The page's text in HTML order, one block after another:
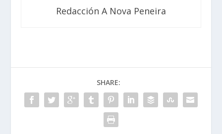
Redacción A Nova Peneira
SHARE: